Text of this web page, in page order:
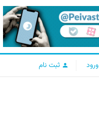
ورود ثبت نام